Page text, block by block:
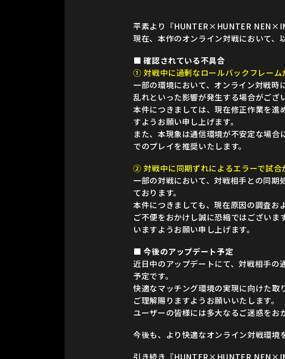
平素より『HUNTER×HUNTER
現在、本作のオンライン対戦において、
■ 確認されている不具合
① 対戦中に過剰なロールバックフレー
一部の環境において、オンライン対戦
乱れといった影響が発生する場合がござい
本件につきましては、現在修正作業を進
すようお願い申し上げます。
また、本現象は通信環境が不安定な場
でのプレイを推奨いたします。
② 対戦中に同期ずれによるエラーで試合
一部の対戦において、対戦相手との同期
ております。
本件につきましても、現在原因の調査お
ご不便をおかけし誠に恐縮ではございま
いますようお願い申し上げます。
■ 今後のアップデート予定
近日中のアップデートにて、対戦相手の
予定です。
快適なマッチング環境の実現に向けた取
ご理解賜りますようお願いいたします。
ユーザーの皆様には多大なるご迷惑をお
今後も、より快適なオンライン対戦環境
引き続き『HUNTER×HUNTER